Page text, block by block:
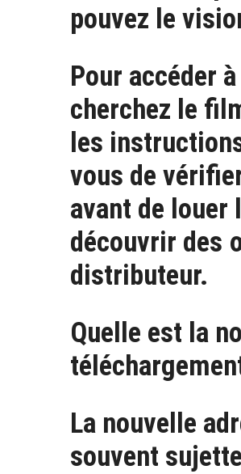
pouvez le
Pour accéder
cherchez le
les
vous de
avant de louer
découvrir des
distributeur.
Quelle est la
La nouvelle
souvent